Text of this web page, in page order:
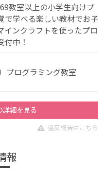
教室以上の小学生向けプ
で学べる楽しい教材でお子
インクラフトを使ったプロ
中！
プログラミング教室
詳細を見る
違反報告はこちら
報